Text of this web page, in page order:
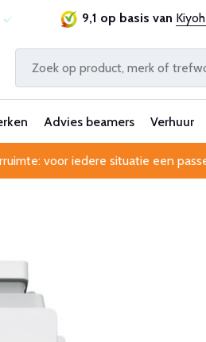
Al 25 jaar betrouwbaar en
9,1 op basis van
Advies beamers Verhuur
voor iedere situatie een